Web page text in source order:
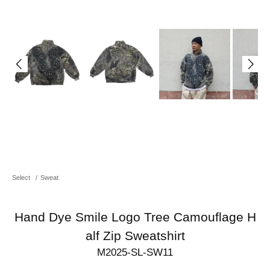
Select / Sweat
Hand Dye Smile Logo Tree Camouflage H
alf Zip Sweatshirt
M2025-SL-SW11